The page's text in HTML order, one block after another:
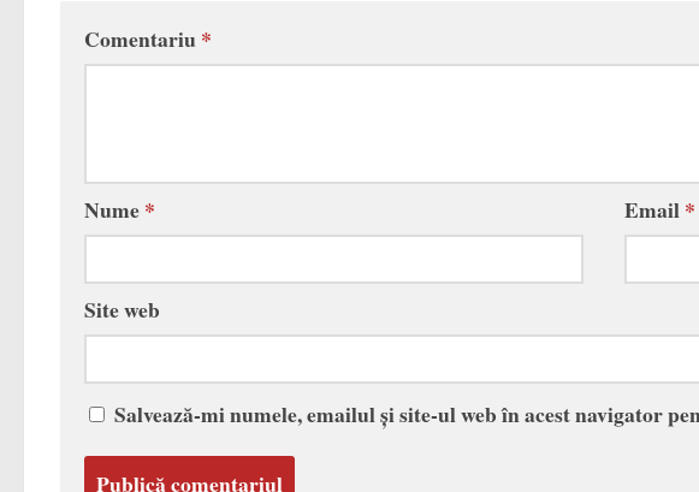
Comentariu*
Nume* Email*
Site web
Salvează-mi numele, emailul și site-ul web în acest navigator